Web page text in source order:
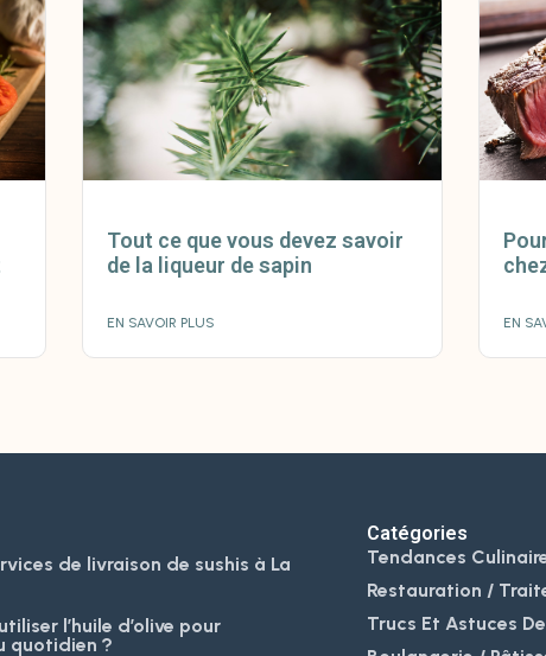
Tout ce que vous devez savoir
de la liqueur de sapin
EN SAVOIR PLUS EN
de livraison de sushis à La
l’huile d’olive pour
quotidien ?
Catégories
Tendances
Restauration /
Trucs Et Astuces